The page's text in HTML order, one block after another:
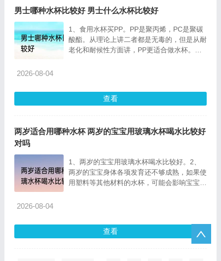
男士哪种水杯比较好 男士什么水杯比较好
1、食用水杯买PP。PP是聚丙烯，PC是聚碳
酸酯。从理论上讲二者都是无毒的，但是从耐
老化和耐候性方面讲，PP更适合做水杯。
2026-08-04
查看
两岁适合用哪种水杯 两岁的宝宝用玻璃水杯喝水比较好
对吗
1、两岁的宝宝用玻璃水杯喝水比较好。2、
两岁的宝宝身体各项发育还不够成熟，如果使
用塑料等其他材料的水杯，可能会影响宝宝的
2026-08-04
查看